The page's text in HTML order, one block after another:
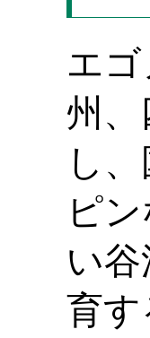
エ
州
し
ピ
い
育す